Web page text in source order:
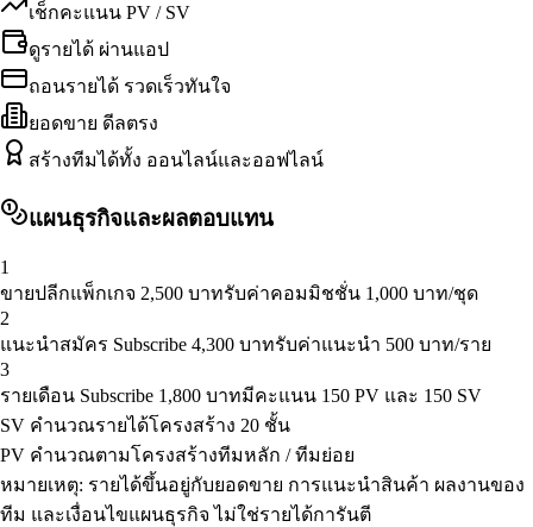
เช็กคะแนน PV / SV
ดูรายได้ ผ่านแอป
ถอนรายได้ รวดเร็วทันใจ
ยอดขาย ดีลตรง
สร้างทีมได้ทั้ง ออนไลน์และออฟไลน์
แผนธุรกิจและผลตอบแทน
1
ขายปลีกแพ็กเกจ 2,500 บาทรับค่าคอมมิชชั่น 1,000 บาท/ชุด
2
แนะนำสมัคร Subscribe 4,300 บาทรับค่าแนะนำ 500 บาท/ราย
3
รายเดือน Subscribe 1,800 บาทมีคะแนน 150 PV และ 150 SV
SV คำนวณรายได้โครงสร้าง 20 ชั้น
PV คำนวณตามโครงสร้างทีมหลัก / ทีมย่อย
หมายเหตุ: รายได้ขึ้นอยู่กับยอดขาย การแนะนำสินค้า ผลงานของ
ทีม และเงื่อนไขแผนธุรกิจ ไม่ใช่รายได้การันตี